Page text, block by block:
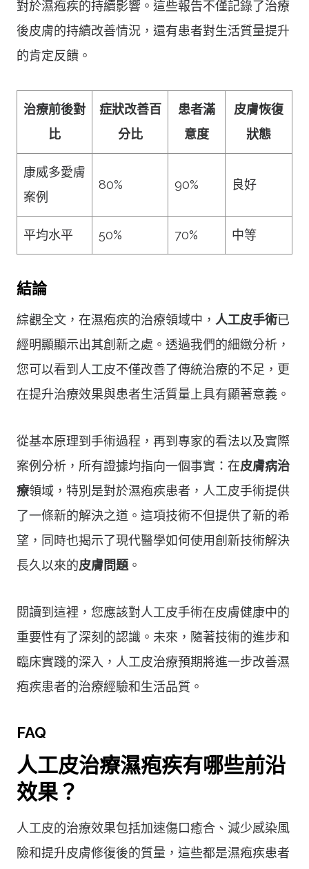
對於濕疱疾的持續影響。這些報告不僅記錄了治療
後皮膚的持續改善情況，還有患者對生活質量提升
的肯定反饋。
治療前後對
比
症狀改善百
分比
患者滿
意度
皮膚恢復
狀態
康威多愛膚
案例
80% 90% 良好
平均水平 50% 70% 中等
結論
綜觀全文，在濕疱疾的治療領域中， 人工皮手術已
經明顯顯示出其創新之處。透過我們的細緻分析，
您可以看到人工皮不僅改善了傳統治療的不足，更
在提升治療效果與患者生活質量上具有顯著意義。
從基本原理到手術過程，再到專家的看法以及實際
案例分析，所有證據均指向一個事實：在皮膚病治
療領域，特別是對於濕疱疾患者，人工皮手術提供
了一條新的解決之道。這項技術不但提供了新的希
望，同時也揭示了現代醫學如何使用創新技術解決
長久以來的皮膚問題 。
閱讀到這裡，您應該對人工皮手術在皮膚健康中的
重要性有了深刻的認識。未來，隨著技術的進步和
臨床實踐的深入，人工皮治療預期將進一步改善濕
疱疾患者的治療經驗和生活品質。
FAQ
人工皮治療濕疱疾有哪些前沿
效果？
人工皮的治療效果包括加速傷口癒合、減少感染風
險和提升皮膚修復後的質量，這些都是濕疱疾患者